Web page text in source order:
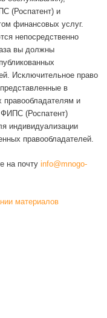
(Роспатент) и
финансовых услуг.
непосредственно
вы должны
Исключительное право
в
правообладателям и
(Роспатент)
индивидуализации
правообладателей.
на почту info@mnogo-
материалов